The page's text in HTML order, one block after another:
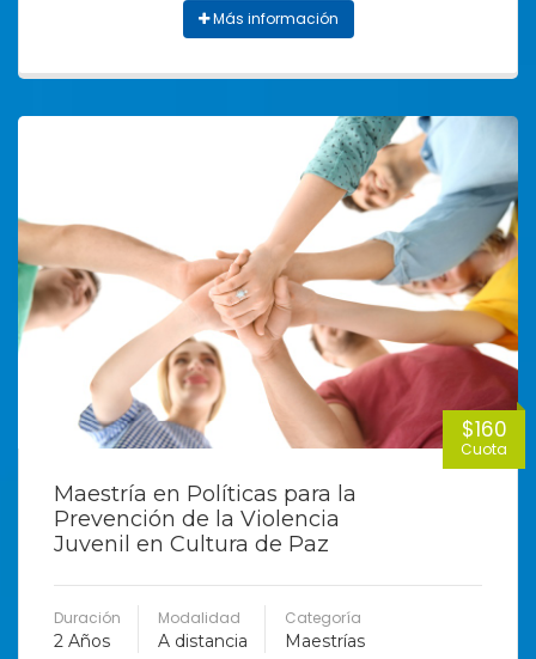
Más información
Maestría en Políticas para la
Prevención de la Violencia
Juvenil en Cultura de Paz
$160
Cuota
Duración
2 Años
Modalidad
A distancia
Categoría
Maestrías